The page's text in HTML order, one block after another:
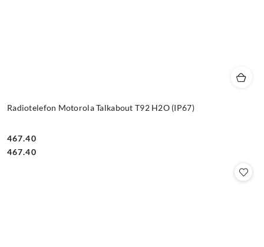
Radiotelefon Motorola Talkabout T92 H2O (IP67)
Cena:
467.40
Cena:
467.40